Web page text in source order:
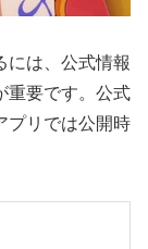
には、公式情報
重要です。公式
プリでは公開時